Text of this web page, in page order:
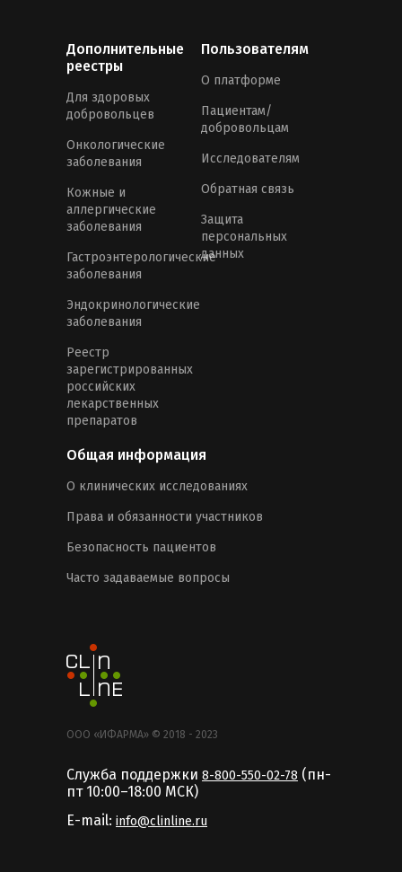
Дополнительные
реестры
Для здоровых
добровольцев
Онкологические
заболевания
Кожные и
аллергические
заболевания
Гастроэнтерологические
заболевания
Эндокринологические
заболевания
Реестр
зарегистрированных
российских
лекарственных
препаратов
Пользователям
О платформе
Пациентам/
добровольцам
Исследователям
Обратная связь
Защита
персональных
данных
Общая информация
О клинических исследованиях
Права и обязанности участников
Безопасность пациентов
Часто задаваемые вопросы
ООО «ИФАРМА» © 2018 - 2023
Служба поддержки 8-800-550-02-78 (пн-
пт 10:00–18:00 MCК)
E-mail: info@clinline.ru